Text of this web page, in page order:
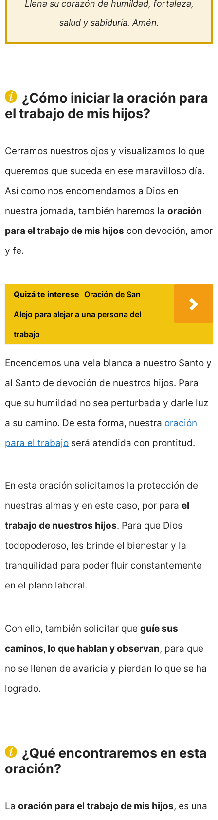
Llena su corazón de humildad, fortaleza,
salud y sabiduría. Amén.
¿Cómo iniciar la oración para
el trabajo de mis hijos?
Cerramos nuestros ojos y visualizamos lo que
queremos que suceda en ese maravilloso día.
Así como nos encomendamos a Dios en
nuestra jornada, también haremos la oración
para el trabajo de mis hijos con devoción, amor
y fe.
Quizá te interese Oración de San
Alejo para alejar a una persona del
trabajo
Encendemos una vela blanca a nuestro Santo y
al Santo de devoción de nuestros hijos. Para
que su humildad no sea perturbada y darle luz
a su camino. De esta forma, nuestra oración
para el trabajo será atendida con prontitud.
En esta oración solicitamos la protección de
nuestras almas y en este caso, por para el
trabajo de nuestros hijos. Para que Dios
todopoderoso, les brinde el bienestar y la
tranquilidad para poder fluir constantemente
en el plano laboral.
Con ello, también solicitar que guíe sus
caminos, lo que hablan y observan, para que
no se llenen de avaricia y pierdan lo que se ha
logrado.
¿Qué encontraremos en esta
oración?
La oración para el trabajo de mis hijos, es una